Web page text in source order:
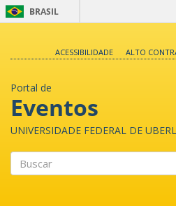
BRASIL
ACESSIBILIDADE
ALTO
Portal de
Eventos
UNIVERSIDADE FEDERAL DE